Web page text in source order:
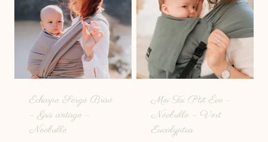
Echarpe Sergé Brisé
– Gris vintage –
Neobulle
Mei Tai P’tit Évo –
Néobulle – Vert
Eucalyptus